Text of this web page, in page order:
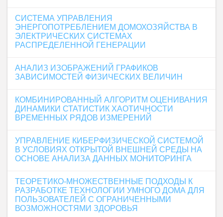
СИСТЕМА УПРАВЛЕНИЯ
ЭНЕРГОПОТРЕБЛЕНИЕМ ДОМОХОЗЯЙСТВА В
ЭЛЕКТРИЧЕСКИХ СИСТЕМАХ
РАСПРЕДЕЛЕННОЙ ГЕНЕРАЦИИ
АНАЛИЗ ИЗОБРАЖЕНИЙ ГРАФИКОВ
ЗАВИСИМОСТЕЙ ФИЗИЧЕСКИХ ВЕЛИЧИН
КОМБИНИРОВАННЫЙ АЛГОРИТМ ОЦЕНИВАНИЯ
ДИНАМИКИ СТАТИСТИК ХАОТИЧНОСТИ
ВРЕМЕННЫХ РЯДОВ ИЗМЕРЕНИЙ
УПРАВЛЕНИЕ КИБЕРФИЗИЧЕСКОЙ СИСТЕМОЙ
В УСЛОВИЯХ ОТКРЫТОЙ ВНЕШНЕЙ СРЕДЫ НА
ОСНОВЕ АНАЛИЗА ДАННЫХ МОНИТОРИНГА
ТЕОРЕТИКО-МНОЖЕСТВЕННЫЕ ПОДХОДЫ К
РАЗРАБОТКЕ ТЕХНОЛОГИИ УМНОГО ДОМА ДЛЯ
ПОЛЬЗОВАТЕЛЕЙ С ОГРАНИЧЕННЫМИ
ВОЗМОЖНОСТЯМИ ЗДОРОВЬЯ